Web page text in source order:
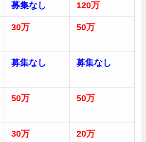
募集なし 120万
30万 50万
募集なし 募集なし
50万 50万
30万 20万